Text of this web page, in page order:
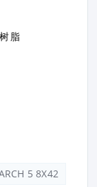
脂
5 8X42